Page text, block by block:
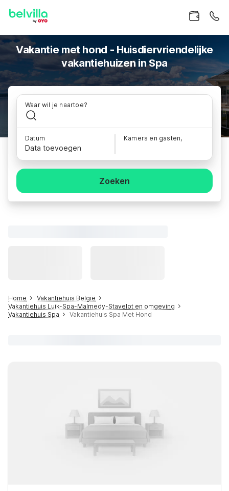
Vakantie met hond - Huisdiervriendelijke
vakantiehuizen in Spa
Waar wil je naartoe?
Datum
Data toevoegen
Kamers en gasten,
Zoeken
Home
Vakantiehuis België
Vakantiehuis Luik-Spa-Malmedy-Stavelot en omgeving
Vakantiehuis Spa
Vakantiehuis Spa Met Hond